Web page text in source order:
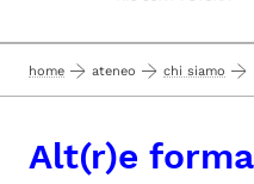
home ateneo chi siamo
Alt(r)e